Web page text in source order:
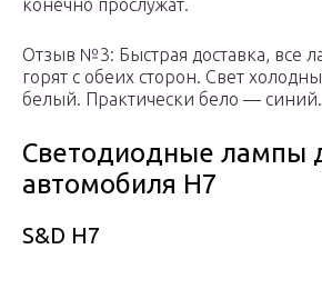
конечно прослужат.
Отзыв №3: Быстрая доставка, все
горят с обеих сторон. Свет
белый. Практически бело —
Светодиодные лампы
автомобиля H7
S&D H7